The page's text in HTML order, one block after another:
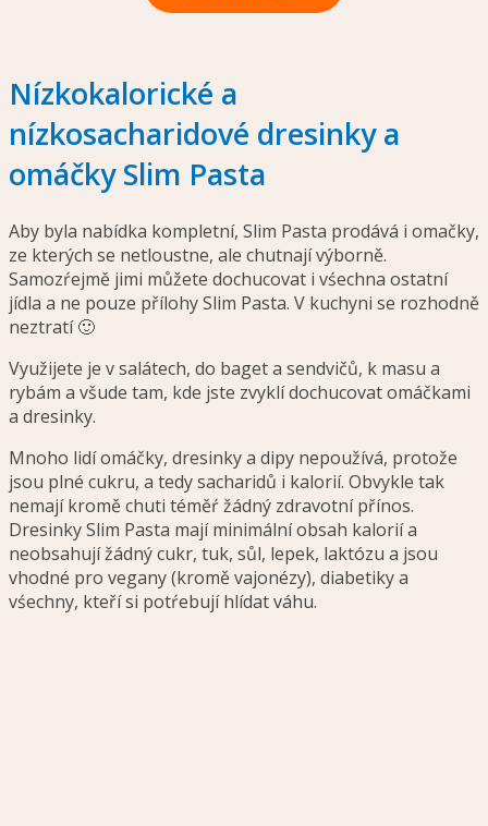
Nízkokalorické a
nízkosacharidové dresinky a
omáčky Slim Pasta
Aby byla nabídka kompletní, Slim Pasta prodává i omačky,
ze kterých se netloustne, ale chutnají výborně.
Samozŕejmě jimi můžete dochucovat i vśechna ostatní
jídla a ne pouze přílohy Slim Pasta. V kuchyni se rozhodně
neztratí 🙂
Využijete je v salátech, do baget a sendvičů, k masu a
rybám a všude tam, kde jste zvyklí dochucovat omáčkami
a dresinky.
Mnoho lidí omáčky, dresinky a dipy nepoužívá, protože
jsou plné cukru, a tedy sacharidů i kalorií. Obvykle tak
nemají kromě chuti téměŕ žádný zdravotní přínos.
Dresinky Slim Pasta mají minimální obsah kalorií a
neobsahují žádný cukr, tuk, sůl, lepek, laktózu a jsou
vhodné pro vegany (kromě vajonézy), diabetiky a
vśechny, kteří si potŕebují hlídat váhu.